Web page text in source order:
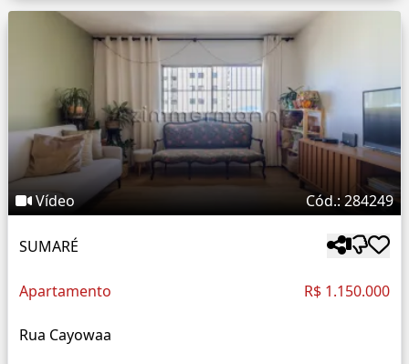
Vídeo Cód.: 284249
SUMARÉ
Apartamento R$ 1.150.000
Rua Cayowaa